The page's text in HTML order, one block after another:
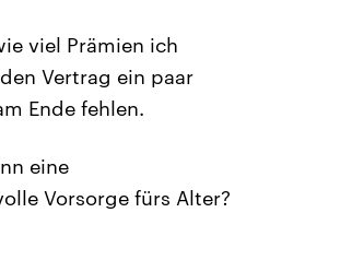
viel Prämien ich
Vertrag ein paar
Ende fehlen.
eine
Vorsorge fürs Alter?